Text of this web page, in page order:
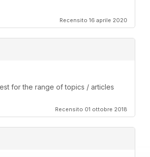
Recensito 16 aprile 2020
for the range of topics / articles
Recensito 01 ottobre 2018